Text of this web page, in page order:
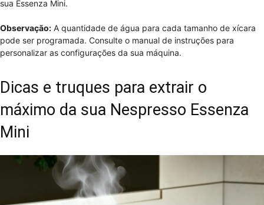
sua Essenza Mini.
Observação: A quantidade de água para cada tamanho de xícara
pode ser programada. Consulte o manual de instruções para
personalizar as configurações da sua máquina.
Dicas e truques para extrair o
máximo da sua Nespresso Essenza
Mini